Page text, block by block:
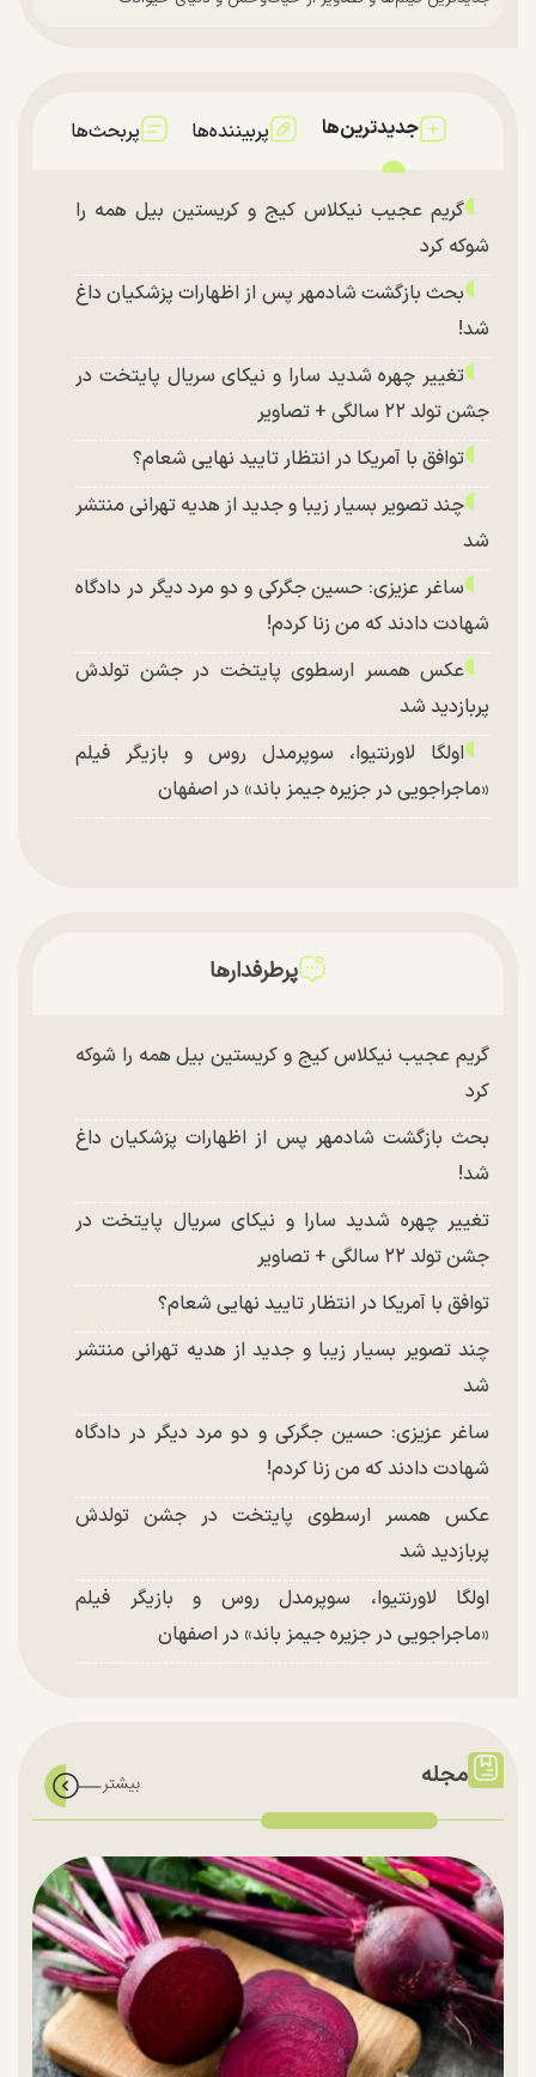
جدیدترین‌ها پربیننده‌ها پربحث‌ها
گریم عجیب نیکلاس کیج و کریستین بیل همه را
شوکه کرد
بحث بازگشت شادمهر پس از اظهارات پزشکیان داغ
شد!
تغییر چهره شدید سارا و نیکای سریال پایتخت در
جشن تولد ۲۲ سالگی + تصاویر
توافق با آمریکا در انتظار تایید نهایی شعام؟
چند تصویر بسیار زیبا و جدید از هدیه تهرانی منتشر
شد
ساغر عزیزی: حسین جگرکی و دو مرد دیگر در دادگاه
شهادت دادند که من زنا کردم!
عکس همسر ارسطوی پایتخت در جشن تولدش
پربازدید شد
اولگا لاورنتیوا، سوپرمدل روس و بازیگر فیلم
«ماجراجویی در جزیره جیمز باند» در اصفهان
پرطرفدارها
گریم عجیب نیکلاس کیج و کریستین بیل همه را شوکه
کرد
بحث بازگشت شادمهر پس از اظهارات پزشکیان داغ
شد!
تغییر چهره شدید سارا و نیکای سریال پایتخت در
جشن تولد ۲۲ سالگی + تصاویر
توافق با آمریکا در انتظار تایید نهایی شعام؟
چند تصویر بسیار زیبا و جدید از هدیه تهرانی منتشر
شد
ساغر عزیزی: حسین جگرکی و دو مرد دیگر در دادگاه
شهادت دادند که من زنا کردم!
عکس همسر ارسطوی پایتخت در جشن تولدش
پربازدید شد
اولگا لاورنتیوا، سوپرمدل روس و بازیگر فیلم
«ماجراجویی در جزیره جیمز باند» در اصفهان
مجله